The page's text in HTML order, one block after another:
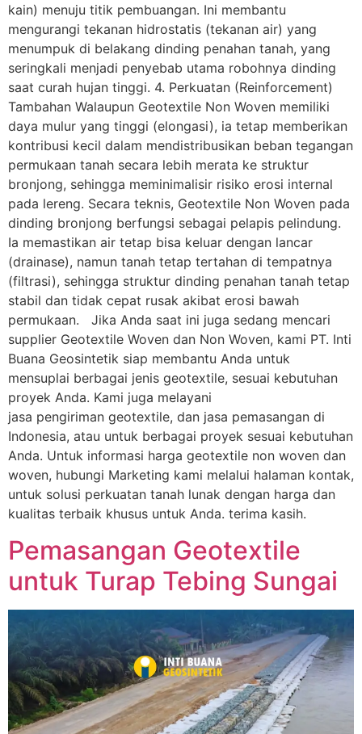
kain) menuju titik pembuangan. Ini membantu
mengurangi tekanan hidrostatis (tekanan air) yang
menumpuk di belakang dinding penahan tanah, yang
seringkali menjadi penyebab utama robohnya dinding
saat curah hujan tinggi. 4. Perkuatan (Reinforcement)
Tambahan Walaupun Geotextile Non Woven memiliki
daya mulur yang tinggi (elongasi), ia tetap memberikan
kontribusi kecil dalam mendistribusikan beban tegangan
permukaan tanah secara lebih merata ke struktur
bronjong, sehingga meminimalisir risiko erosi internal
pada lereng. Secara teknis, Geotextile Non Woven pada
dinding bronjong berfungsi sebagai pelapis pelindung.
Ia memastikan air tetap bisa keluar dengan lancar
(drainase), namun tanah tetap tertahan di tempatnya
(filtrasi), sehingga struktur dinding penahan tanah tetap
stabil dan tidak cepat rusak akibat erosi bawah
permukaan. Jika Anda saat ini juga sedang mencari
supplier Geotextile Woven dan Non Woven, kami PT. Inti
Buana Geosintetik siap membantu Anda untuk
mensuplai berbagai jenis geotextile, sesuai kebutuhan
proyek Anda. Kami juga melayani
jasa pengiriman geotextile, dan jasa pemasangan di
Indonesia, atau untuk berbagai proyek sesuai kebutuhan
Anda. Untuk informasi harga geotextile non woven dan
woven, hubungi Marketing kami melalui halaman kontak,
untuk solusi perkuatan tanah lunak dengan harga dan
kualitas terbaik khusus untuk Anda. terima kasih.
Pemasangan Geotextile
untuk Turap Tebing Sungai